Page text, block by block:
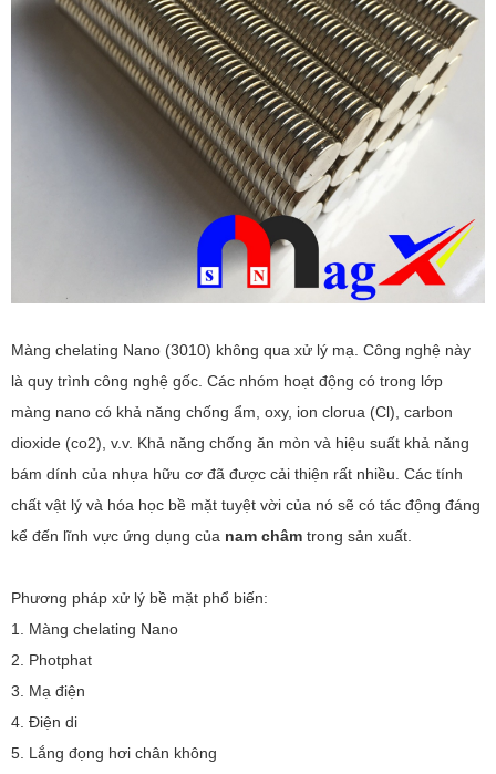
Màng chelating Nano (3010) không qua xử lý mạ. Công nghệ này
là quy trình công nghệ gốc. Các nhóm hoạt động có trong lớp
màng nano có khả năng chống ẩm, oxy, ion clorua (Cl), carbon
dioxide (co2), v.v. Khả năng chống ăn mòn và hiệu suất khả năng
bám dính của nhựa hữu cơ đã được cải thiện rất nhiều. Các tính
chất vật lý và hóa học bề mặt tuyệt vời của nó sẽ có tác động đáng
kể đến lĩnh vực ứng dụng của nam châm trong sản xuất.
Phương pháp xử lý bề mặt phổ biến:
1. Màng chelating Nano
2. Photphat
3. Mạ điện
4. Điện di
5. Lắng đọng hơi chân không